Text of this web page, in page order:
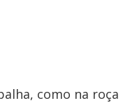
como na roça